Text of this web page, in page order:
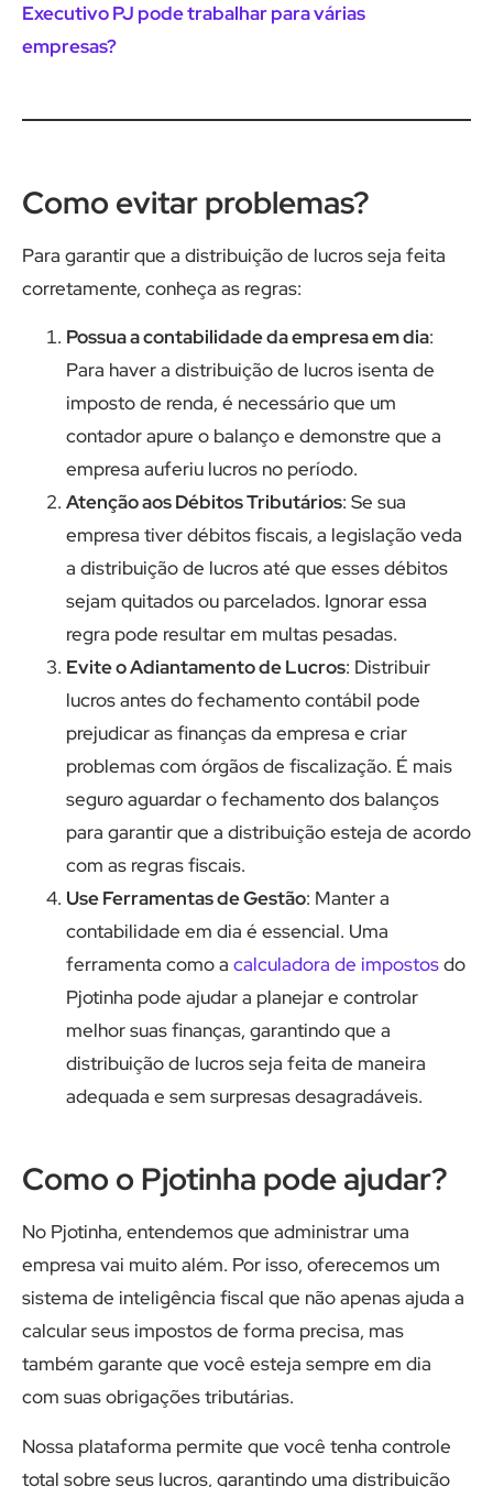
Executivo PJ pode trabalhar para várias
empresas?
Como evitar problemas?
Para garantir que a distribuição de lucros seja feita
corretamente, conheça as regras:
Possua a contabilidade da empresa em dia:
Para haver a distribuição de lucros isenta de
imposto de renda, é necessário que um
contador apure o balanço e demonstre que a
empresa auferiu lucros no período.
Atenção aos Débitos Tributários: Se sua
empresa tiver débitos fiscais, a legislação veda
a distribuição de lucros até que esses débitos
sejam quitados ou parcelados. Ignorar essa
regra pode resultar em multas pesadas.
Evite o Adiantamento de Lucros: Distribuir
lucros antes do fechamento contábil pode
prejudicar as finanças da empresa e criar
problemas com órgãos de fiscalização. É mais
seguro aguardar o fechamento dos balanços
para garantir que a distribuição esteja de acordo
com as regras fiscais.
Use Ferramentas de Gestão: Manter a
contabilidade em dia é essencial. Uma
ferramenta como a calculadora de impostosdo
Pjotinha pode ajudar a planejar e controlar
melhor suas finanças, garantindo que a
distribuição de lucros seja feita de maneira
adequada e sem surpresas desagradáveis.
Como o Pjotinha pode ajudar?
No Pjotinha, entendemos que administrar uma
empresa vai muito além. Por isso, oferecemos um
sistema de inteligência fiscal que não apenas ajuda a
calcular seus impostos de forma precisa, mas
também garante que você esteja sempre em dia
com suas obrigações tributárias.
Nossa plataforma permite que você tenha controle
total sobre seus lucros, garantindo uma distribuição